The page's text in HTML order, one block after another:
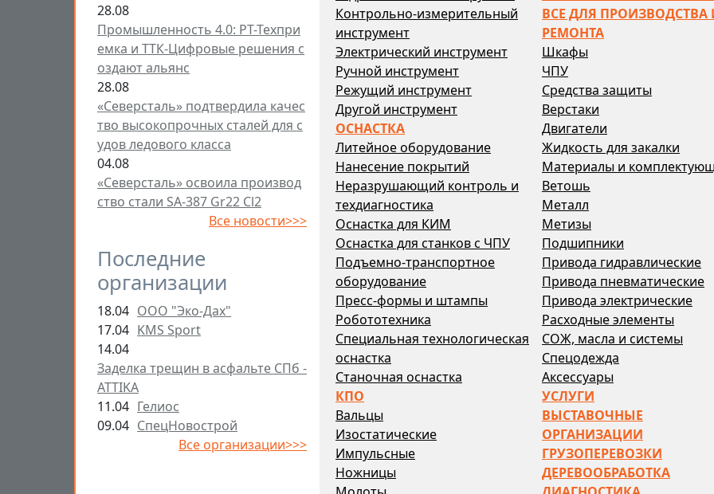
28.08
Промышленность 4.0: РТ-Техпри
емка и ТТК-Цифровые решения с
оздают альянс
28.08
«Северсталь» подтвердила качес
тво высокопрочных сталей для с
удов ледового класса
04.08
«Северсталь» освоила производ
ство стали SA-387 Gr22 Cl2
Все новости>>>
Последние
организации
18.04 ООО "Эко-Дах"
17.04 KMS Sport
14.04
Заделка трещин в асфальте СПб -
ATTIKA
11.04 Гелиос
09.04 СпецНовострой
Все организации>>>
Контрольно-измерительный
инструмент
Электрический инструмент
Ручной инструмент
Режущий инструмент
Другой инструмент
ОСНАСТКА
Литейное оборудование
Нанесение покрытий
Неразрушающий контроль и
техдиагностика
Оснастка для КИМ
Оснастка для станков с ЧПУ
Подъемно-транспортное
оборудование
Пресс-формы и штампы
Робототехника
Специальная технологическая
оснастка
Станочная оснастка
КПО
Вальцы
Изостатические
Импульсные
Ножницы
ВСЕ ДЛЯ ПРОИЗВОДСТВА
РЕМОНТА
Шкафы
ЧПУ
Средства защиты
Верстаки
Двигатели
Жидкость для закалки
Материалы и
Ветошь
Металл
Метизы
Подшипники
Привода гидравлические
Привода пневматические
Привода электрические
Расходные элементы
СОЖ, масла и системы
Спецодежда
Аксессуары
УСЛУГИ
ВЫСТАВОЧНЫЕ
ОРГАНИЗАЦИИ
ГРУЗОПЕРЕВОЗКИ
ДЕРЕВООБРАБОТКА